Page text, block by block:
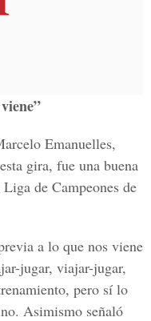
Emanuelles,
gira, fue una buena
de Campeones de
a lo que nos viene
jugar, viajar-jugar,
pero sí lo
Asimismo señaló